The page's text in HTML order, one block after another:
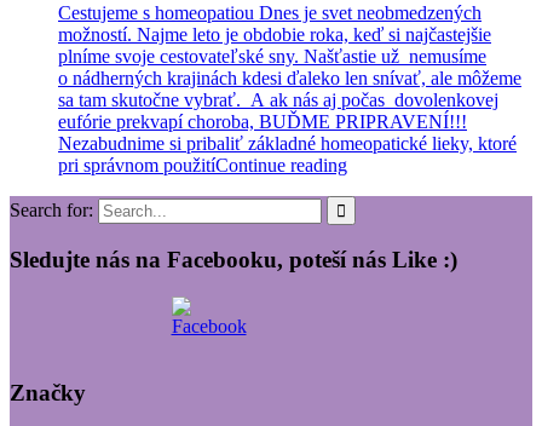
Cestujeme s homeopatiou Dnes je svet neobmedzených
možností. Najme leto je obdobie roka, keď si najčastejšie
plníme svoje cestovateľské sny. Našťastie už nemusíme
o nádherných krajinách kdesi ďaleko len snívať, ale môžeme
sa tam skutočne vybrať. A ak nás aj počas dovolenkovej
eufórie prekvapí choroba, BUĎME PRIPRAVENÍ!!!
Nezabudnime si pribaliť základné homeopatické lieky, ktoré
pri správnom použitíContinue reading
Search for:
Sledujte nás na Facebooku, poteší nás Like :)
Značky